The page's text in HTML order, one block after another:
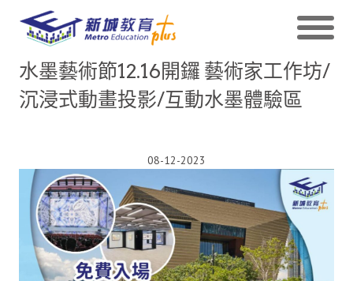
水墨藝術節12.16開鑼 藝術家工作坊/
沉浸式動畫投影/互動水墨體驗區
08-12-2023